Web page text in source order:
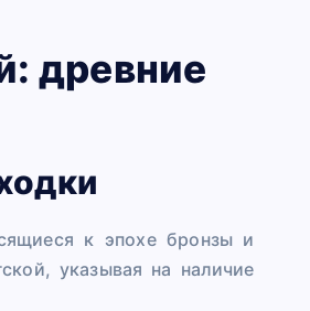
древние
к эпохе бронзы и
указывая на наличие